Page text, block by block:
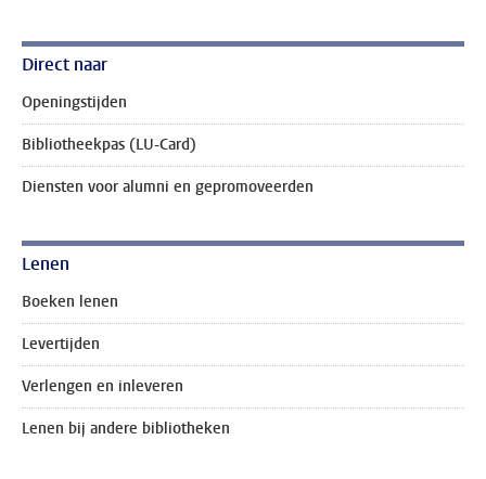
Direct naar
Openingstijden
Bibliotheekpas (LU-Card)
Diensten voor alumni en gepromoveerden
Lenen
Boeken lenen
Levertijden
Verlengen en inleveren
Lenen bij andere bibliotheken